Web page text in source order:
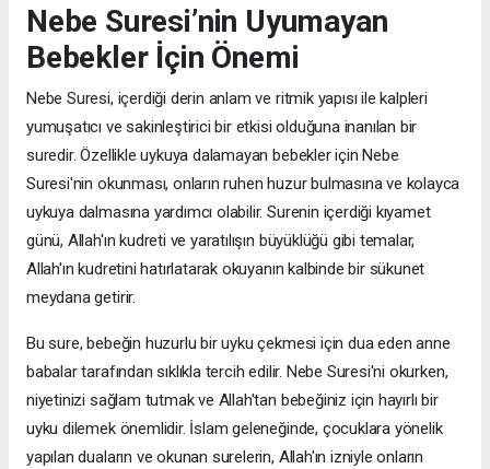
Nebe Suresi’nin Uyumayan
Bebekler İçin Önemi
Nebe Suresi, içerdiği derin anlam ve ritmik yapısı ile kalpleri
yumuşatıcı ve sakinleştirici bir etkisi olduğuna inanılan bir
suredir. Özellikle uykuya dalamayan bebekler için Nebe
Suresi'nin okunması, onların ruhen huzur bulmasına ve kolayca
uykuya dalmasına yardımcı olabilir. Surenin içerdiği kıyamet
günü, Allah'ın kudreti ve yaratılışın büyüklüğü gibi temalar,
Allah'ın kudretini hatırlatarak okuyanın kalbinde bir sükunet
meydana getirir.
Bu sure, bebeğin huzurlu bir uyku çekmesi için dua eden anne
babalar tarafından sıklıkla tercih edilir. Nebe Suresi'ni okurken,
niyetinizi sağlam tutmak ve Allah'tan bebeğiniz için hayırlı bir
uyku dilemek önemlidir. İslam geleneğinde, çocuklara yönelik
yapılan duaların ve okunan surelerin, Allah'ın izniyle onların